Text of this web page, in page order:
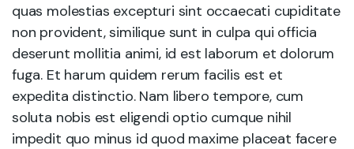
quas molestias excepturi sint occaecati cupiditate
non provident, similique sunt in culpa qui officia
deserunt mollitia animi, id est laborum et dolorum
fuga. Et harum quidem rerum facilis est et
expedita distinctio. Nam libero tempore, cum
soluta nobis est eligendi optio cumque nihil
impedit quo minus id quod maxime placeat facere